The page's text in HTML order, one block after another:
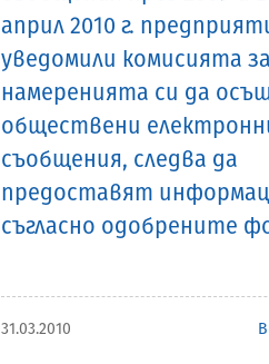
април 2010 г.
уведомили комисията за
намеренията си да
обществени
съобщения, следва да
предоставят
съгласно одобрените
31.03.2010